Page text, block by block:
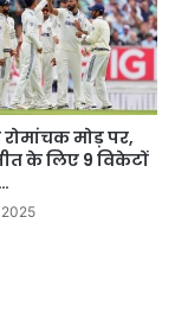
मोड़ पर,
के लिए 9 विकेटों